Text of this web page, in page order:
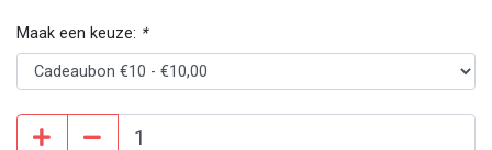
Maak een keuze: *